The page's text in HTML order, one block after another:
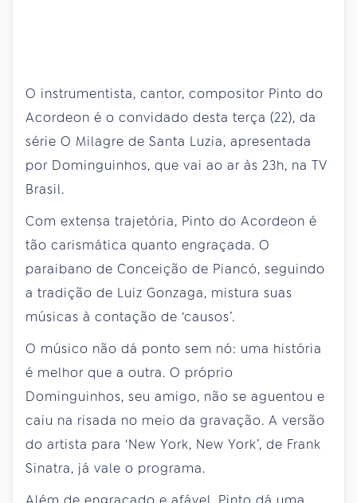
O instrumentista, cantor, compositor Pinto do
Acordeon é o convidado desta terça (22), da
série O Milagre de Santa Luzia, apresentada
por Dominguinhos, que vai ao ar às 23h, na TV
Brasil.
Com extensa trajetória, Pinto do Acordeon é
tão carismática quanto engraçada. O
paraibano de Conceição de Piancó, seguindo
a tradição de Luiz Gonzaga, mistura suas
músicas à contação de ‘causos’.
O músico não dá ponto sem nó: uma história
é melhor que a outra. O próprio
Dominguinhos, seu amigo, não se aguentou e
caiu na risada no meio da gravação. A versão
do artista para ‘New York, New York’, de Frank
Sinatra, já vale o programa.